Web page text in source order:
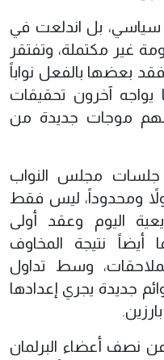
سياسي، بل اندلعت في
غير مكتملة، وتفتقر
بعضها بالفعل نواباً
يواجه آخرون تحقيقات
موجات جديدة من
جلسات مجلس النواب
ومحدوداً، ليس فقط
اليوم وعقد أولى
أيضاً نتيجة المخاوف
وسط تداول
جديدة يجري إعدادها
نصف أعضاء البرلمان